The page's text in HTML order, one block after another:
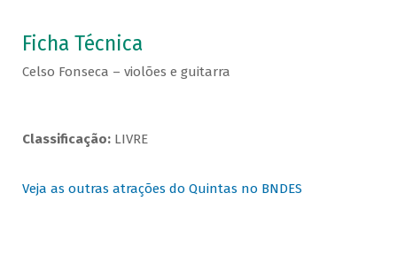
Ficha Técnica
Celso Fonseca – violões e guitarra
Classificação: LIVRE
Veja as outras atrações do Quintas no BNDES